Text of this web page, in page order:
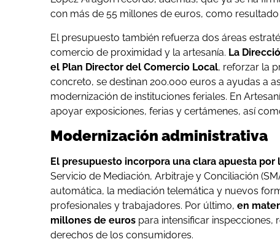
con más de 55 millones de euros, como
El presupuesto también refuerza dos áreas
comercio de proximidad y la artesanía. La
el Plan Director del Comercio Local, reforzar la
concreto, se destinan 200.000 euros a ayudas a
modernización de instituciones feriales. En
apoyar exposiciones, ferias y certámenes, así
Modernización administrativa
El presupuesto incorpora una clara apuesta
Servicio de Mediación, Arbitraje y Conciliación
automática, la mediación telemática y nuevos
profesionales y trabajadores. Por último, en
millones de euros para intensificar inspecciones,
derechos de los consumidores.